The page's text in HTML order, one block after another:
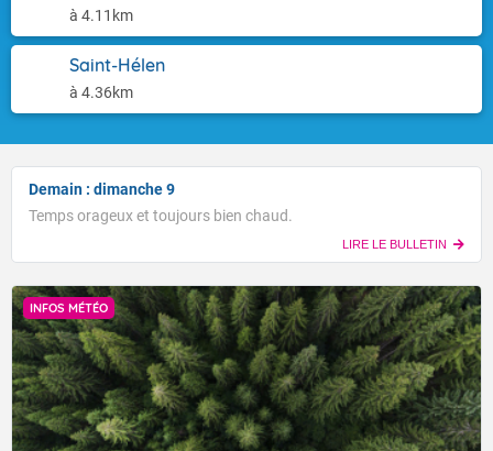
à 4.11km
Saint-Hélen
à 4.36km
Demain : dimanche 9
Temps orageux et toujours bien chaud.
LIRE LE BULLETIN
INFOS MÉTÉO